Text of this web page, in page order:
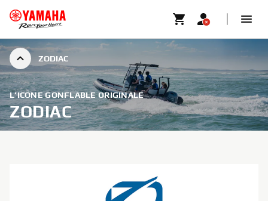
ZODIAC
L’ICÔNE GONFLABLE ORIGINALE
ZODIAC